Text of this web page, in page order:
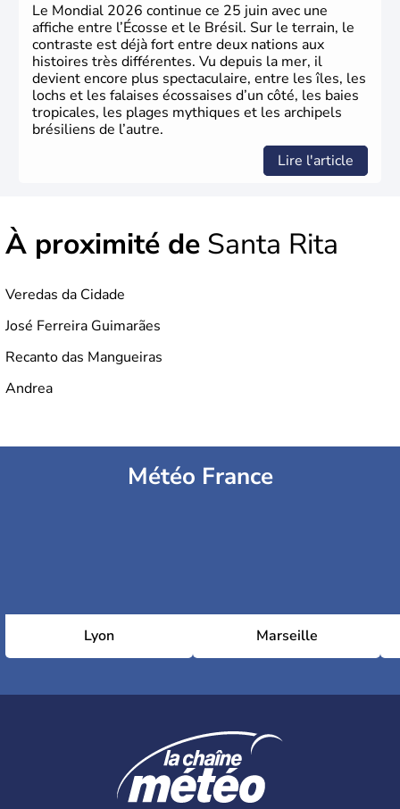
Le Mondial 2026 continue ce 25 juin avec une
affiche entre l’Écosse et le Brésil. Sur le terrain, le
contraste est déjà fort entre deux nations aux
histoires très différentes. Vu depuis la mer, il
devient encore plus spectaculaire, entre les îles, les
lochs et les falaises écossaises d’un côté, les baies
tropicales, les plages mythiques et les archipels
brésiliens de l’autre.
Lire l'article
À proximité de Santa Rita
Veredas da Cidade
José Ferreira Guimarães
Recanto das Mangueiras
Andrea
Météo France
Lyon Marseille